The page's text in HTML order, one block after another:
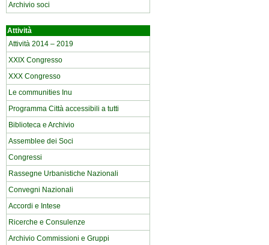
Archivio soci
Attività
Attività 2014 – 2019
XXIX Congresso
XXX Congresso
Le communities Inu
Programma Città accessibili a tutti
Biblioteca e Archivio
Assemblee dei Soci
Congressi
Rassegne Urbanistiche Nazionali
Convegni Nazionali
Accordi e Intese
Ricerche e Consulenze
Archivio Commissioni e Gruppi